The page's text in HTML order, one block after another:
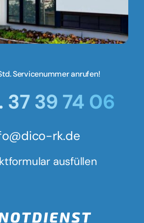
Servicenummer anrufen!
37 39 74 06
rk.de
ausfüllen